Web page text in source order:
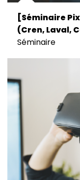
[Séminaire
(Cren, Laval,
Séminaire